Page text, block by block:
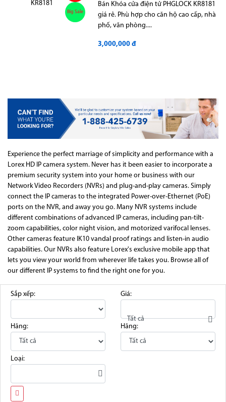
Big Sale
Bán Khóa cửa điện tử PHGLOCK KR8181
giá rẻ. Phù hợp cho căn hộ cao cấp, nhà
phố, văn phòng....
3,000,000 đ
Experience the perfect marriage of simplicity and performance with a
Lorex HD IP camera system. Never has it been easier to incorporate a
premium security system into your home or business with our
Network Video Recorders (NVRs) and plug-and-play cameras. Simply
connect the IP cameras to the integrated Power-over-Ethernet (PoE)
ports on the NVR, and away you go. Many NVR systems include
different combinations of advanced IP cameras, including pan-tilt-
zoom capabilities, color night vision, and motorized varifocal lenses.
Other cameras feature IK10 vandal proof ratings and listen-in audio
capabilities. Our NVRs also feature Lorex's exclusive mobile app that
lets you view your world from wherever life takes you. Browse all of
our different IP systems to find the right one for you.
Sắp xếp: Giá:
Tất cả
Hãng:
Hãng:
Loại: